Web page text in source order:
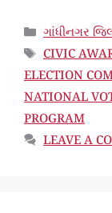
ગાંધીનગર
TAGS
CIVIC
ELECTION
NATIONAL
PROGRAM
LEAVE A